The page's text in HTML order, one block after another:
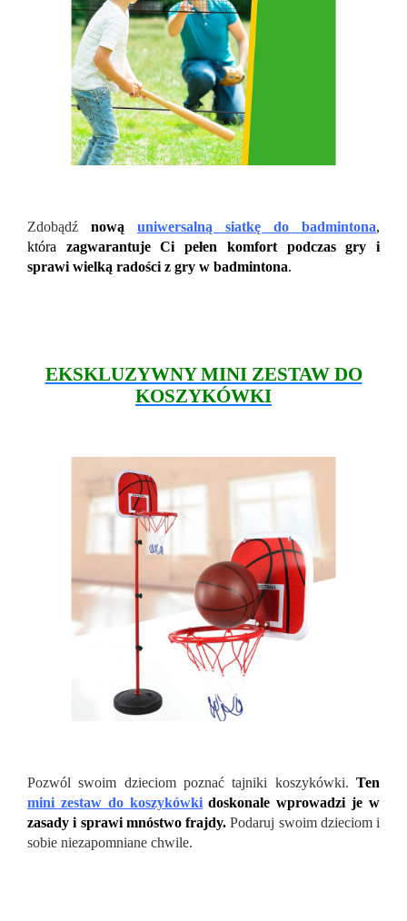
Zdobądź nową uniwersalną siatkę do badmintona,
która zagwarantuje Ci pełen komfort podczas gry i
sprawi wielką radości z gry w badmintona.
EKSKLUZYWNY MINI ZESTAW DO
KOSZYKÓWKI
Pozwól swoim dzieciom poznać tajniki koszykówki. Ten
mini zestaw do koszykówkidoskonale wprowadzi je w
zasady i sprawi mnóstwo frajdy. Podaruj swoim dzieciom i
sobie niezapomniane chwile.